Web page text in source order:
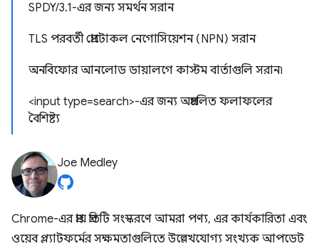
SPDY/3.1-এর জন্য সমর্থন সরান
TLS পরবর্তী প্রোটোকল নেগোসিয়েশন (NPN) সরান
অনবিফোর আনলোড ডায়ালগে কাস্টম বার্তাগুলি সরান৷
<input type=search>-এর জন্য অপ্রচলিত ফলাফলের
বৈশিষ্ট্য
Joe Medley
Chrome-এর প্রায় প্রতিটি সংস্করণে আমরা পণ্য, এর কার্যকারিতা এবং
ওয়েব প্ল্যাটফর্মের সক্ষমতাগুলিতে উল্লেখযোগ্য সংখ্যক আপডেট